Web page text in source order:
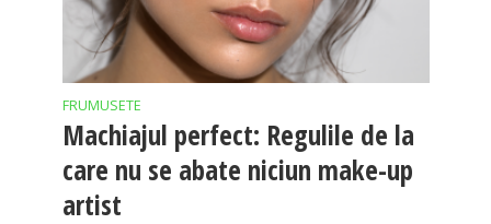
FRUMUSETE
Machiajul perfect: Regulile de la
care nu se abate niciun make-up
artist